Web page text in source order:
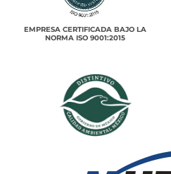
EMPRESA CERTIFICADA BAJO LA
NORMA ISO 9001:2015